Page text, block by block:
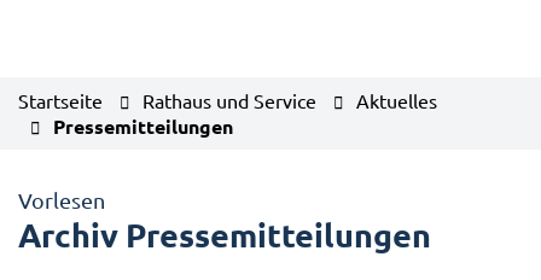
Startseite Rathaus und Service Aktuelles
Pressemitteilungen
Vorlesen
Archiv Pressemitteilungen